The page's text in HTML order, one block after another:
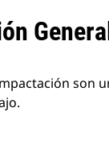
son